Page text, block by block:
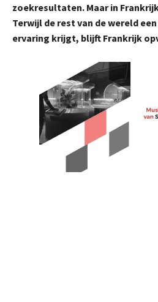
zoekresultaten. Maar in
Terwijl de rest van de wereld
ervaring krijgt, blijft Frankrijk